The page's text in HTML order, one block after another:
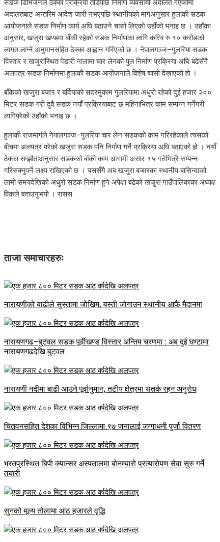
सडक डिभिजनले ठेक्का प्रक्रिया तोडेपछि निर्माण व्यवसायी अदालत गएकोमा
अदालतबाट अन्तरिम आदेश जारी नभएपछि स्थानीयको मागअनुसार हुलाकी सडक
आयोजनाले सडक निर्माण कार्य अघि बढाउने चासो लिएको उहाँको भनाइ छ । उहाँका
अनुसार, खजुरा खण्डमा बाँकी रहेको सडक निर्माणका लागि करिब रु १० करोडको
लागत लाग्ने अनुमानसहित ठेक्का आह्वान गरिएको छ । नेपालगञ्ज–गुलरिया सडक
विस्तार र खजुरास्थित पेडारी नालामा चार लेनको पुल निर्माण प्रक्रिया अघि बढेसँगै
अलपत्र सडक निर्माणमा हुलाकी सडक आयोजनाले विशेष चासो देखाएको हो ।
बाँकेको खजुरा बजार र बर्दियाको सदरमुकाम गुलरियामा अधुरो रहेको दुई हजार २००
मिटर सडक गरी दुवै सडक नयाँ प्रक्रियाबाट छ महिनाभित्र काम सम्पन्न गर्नेगरी
लागिपरेको उहाँको भनाइ छ ।
हुलाकी राजमार्गले नेपालगञ्ज–गुलरिया चार लेन सडकको काम गरिरहेकाले त्यसको
बीचमा अलपत्र परेको खजुरा सडक पनि निर्माण गर्ने प्रक्रिया अघि बढाएको हो । नयाँ
ठेक्का सम्झौताअनुसार सडकको बाँकी काम आगामी असार १५ गतेभित्रै सम्पन्न
गरिसक्नुपर्ने लक्ष्य राखिएको छ । यससँगै अब खजुरा बजारका स्थानीय बासिन्दाको
लामो समयदेखिको अधुरो सडक निर्माण हुने अपेक्षा बढेको खजुरा गाउँपालिकाका अध्यक्ष
विकले बताउनुभयो । रासस
ताजा समाचारहरुः
नारायणीको बाढीले सुस्तामा जोखिम, बस्ती जोगाउन स्थानीय आफैं मैदानमा
नारायणगढ–बुटवल सडक पूर्वीखण्ड विस्तार अन्तिम चरणमा : अब दुई घण्टामा
नारायणगढदेखि बुटवल
नारायणी नदीमा बाढी आउने पूर्वानुमान, तटीय क्षेत्रमा सतर्क रहन अनुरोध
चितवनसहित देशका विभिन्न जिल्लामा ९७ जनालाई जग्गाधनी पुर्जा वितरण
भरतपुरस्थित बिपी क्यान्सर अस्पतालमा बोनम्यारो प्रत्यारोपण सेवा सुरु गर्ने
तयारी
सुनको मूल्य तोलामा आठ हजारले वृद्धि